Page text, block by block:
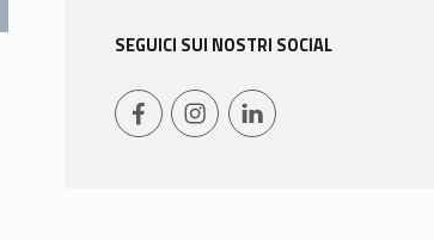
SEGUICI SUI NOSTRI SOCIAL
WebMan on FacebookInstagramLinkedIn